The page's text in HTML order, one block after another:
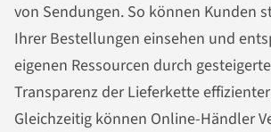
von Sendungen. So können Kunden
Ihrer Bestellungen einsehen und
eigenen Ressourcen durch
Transparenz der Lieferkette
Gleichzeitig können Online-Händler